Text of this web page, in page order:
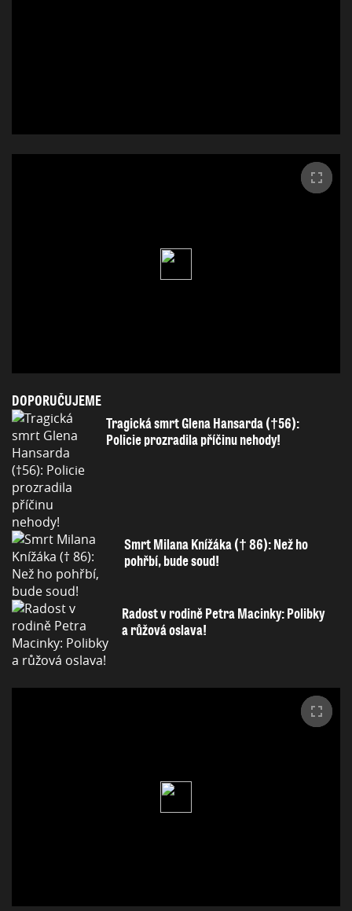
DOPORUČUJEME
Tragická smrt Glena Hansarda (†56):
Policie prozradila příčinu nehody!
Smrt Milana Knížáka († 86): Než ho
pohřbí, bude soud!
Radost v rodině Petra Macinky: Polibky
a růžová oslava!